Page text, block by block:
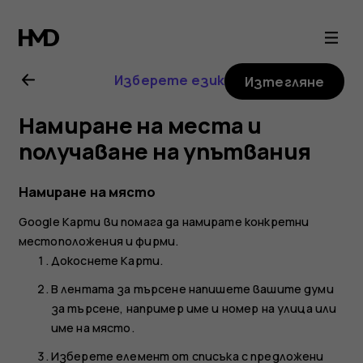
Ръководство
на
потребителя
за
Nokia
8.1
Изберете език Изтегляне
Намиране на места и
получаване на упътвания
Намиране на място
Google Карти ви помага да намирате конкретни
местоположения и фирми.
ДокоснетеКарти.
В лентата за търсене напишете вашите думи
за търсене, например име и номер на улица или
име на място.
Изберете елемент от списъка с предложени